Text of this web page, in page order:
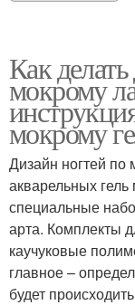
Как
мокрому
мокрому
Дизайн ногтей
акварельных
специальные
арта. Комплекты
каучуковые
главное –
будет